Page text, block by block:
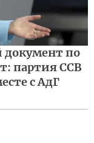
документ по
партия ССВ
с АдГ